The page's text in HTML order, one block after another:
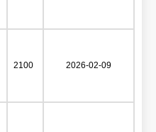
2100 2026-02-09